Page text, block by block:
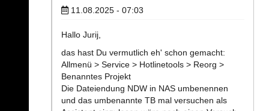
11.08.2025 - 07:03
Hallo Jurij,
das hast Du vermutlich eh' schon gemacht:
Allmenü > Service > Hotlinetools > Reorg >
Benanntes Projekt
Die Dateiendung NDW in NAS umbenennen
und das umbenannte TB mal versuchen als